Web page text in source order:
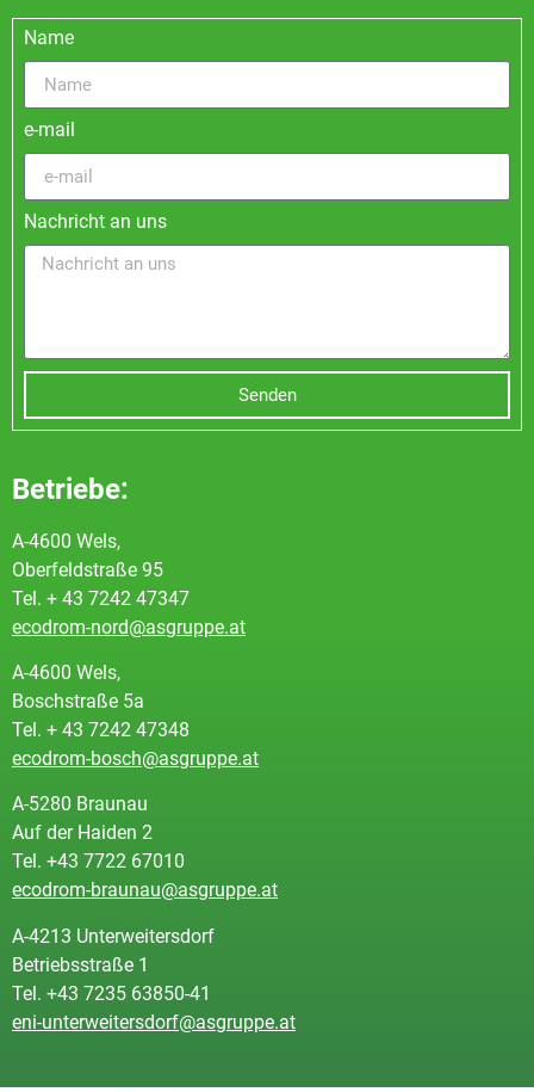
Name
e-mail
Nachricht an uns
Senden
Betriebe:
A-4600 Wels,
Oberfeldstraße 95
Tel. + 43 7242 47347
ecodrom-nord@asgruppe.at
A-4600 Wels,
Boschstraße 5a
Tel. + 43 7242 47348
ecodrom-bosch@asgruppe.at
A-5280 Braunau
Auf der Haiden 2
Tel. +43 7722 67010
ecodrom-braunau@asgruppe.at
A-4213 Unterweitersdorf
Betriebsstraße 1
Tel. +43 7235 63850-41
eni-unterweitersdorf@asgruppe.at